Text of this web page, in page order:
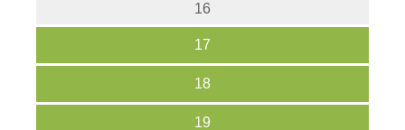
16
17
18
19